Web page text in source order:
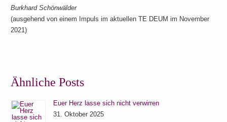
Burkhard Schönwälder
(ausgehend von einem Impuls im aktuellen TE DEUM im November
2021)
Ähnliche Posts
Euer Herz lasse sich nicht verwirren
31. Oktober 2025